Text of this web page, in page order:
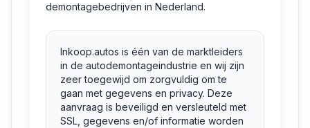
demontagebedrijven in Nederland.
Inkoop.autos is één van de marktleiders
in de autodemontageindustrie en wij zijn
zeer toegewijd om zorgvuldig om te
gaan met gegevens en privacy. Deze
aanvraag is beveiligd en versleuteld met
SSL, gegevens en/of informatie worden